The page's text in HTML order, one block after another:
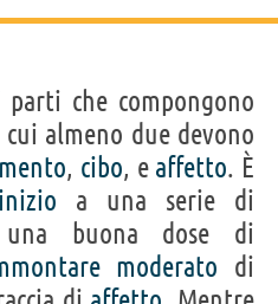
parti che compongono
almeno due devono
, cibo, e affetto. È
inizio a una serie di
una buona dose di
moderato di